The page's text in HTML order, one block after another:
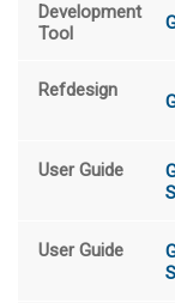
Development
Tool
Refdesign
User Guide
User Guide